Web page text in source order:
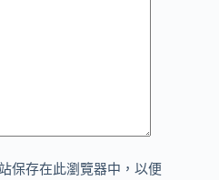
保存在此瀏覽器中，以便